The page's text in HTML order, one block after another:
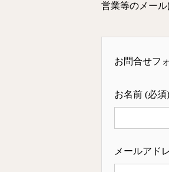
営業等のメー
お問合せフ
お名前 (必須)
メールアド